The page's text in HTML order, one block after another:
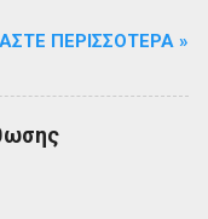
ΠΕΡΙΣΣΌΤΕΡΑ »